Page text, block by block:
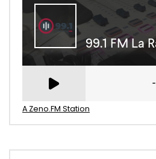
A Zeno.FM Station